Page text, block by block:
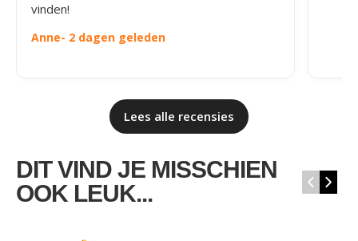
vinden!
Anne- 2 dagen geleden
Lees alle recensies
DIT VIND JE MISSCHIEN
OOK LEUK...
‹ ›